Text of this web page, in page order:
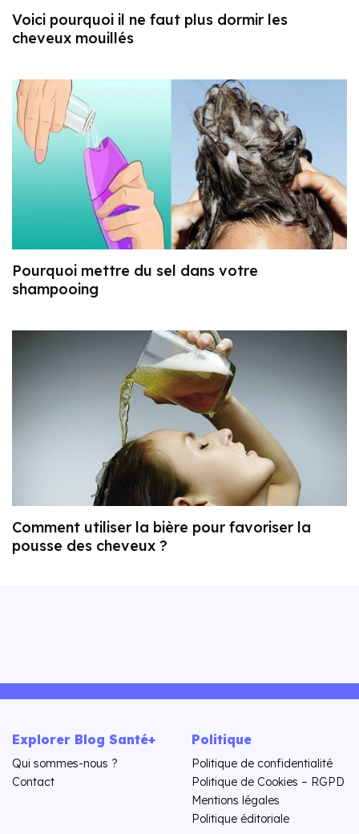
Voici pourquoi il ne faut plus dormir les
cheveux mouillés
Pourquoi mettre du sel dans votre
shampooing
Comment utiliser la bière pour favoriser la
pousse des cheveux ?
Explorer Blog Santé+
Qui sommes-nous ?
Contact
Politique
Politique de confidentialité
Politique de Cookies – RGPD
Mentions légales
Politique éditoriale